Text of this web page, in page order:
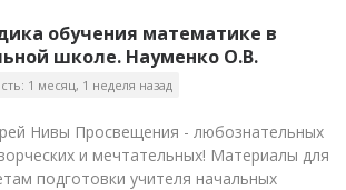
обучения математике в
школе. Науменко О.В.
1 месяц, 1 неделя назад
Нивы Просвещения - любознательных
и мечтательных! Материалы для
подготовки учителя начальных